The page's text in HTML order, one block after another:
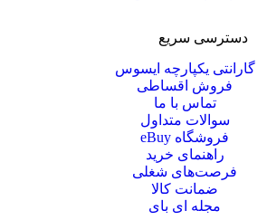
دسترسی سریع
گارانتی یکپارچه ایسوس
فروش اقساطی
تماس با ما
سوالات متداول
فروشگاه eBuy
راهنمای خرید
فرصت‌های شغلی
ضمانت کالا
مجله ای بای